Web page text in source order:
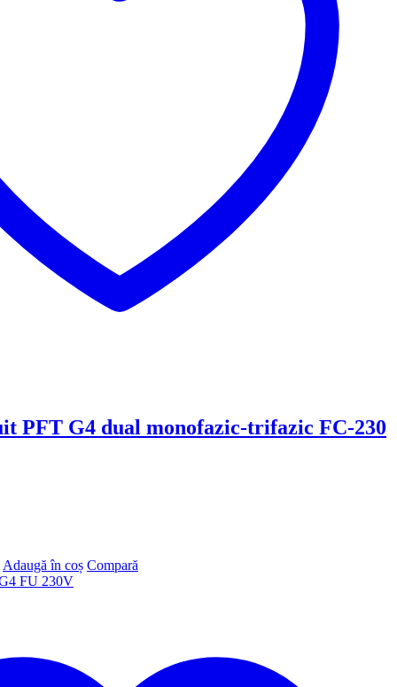
PFT G4 dual monofazic-trifazic FC-230
Adaugă în coș Compară